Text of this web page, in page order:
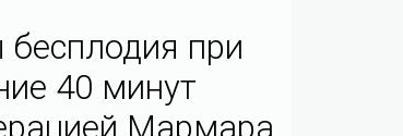
при
40 минут
Мармара